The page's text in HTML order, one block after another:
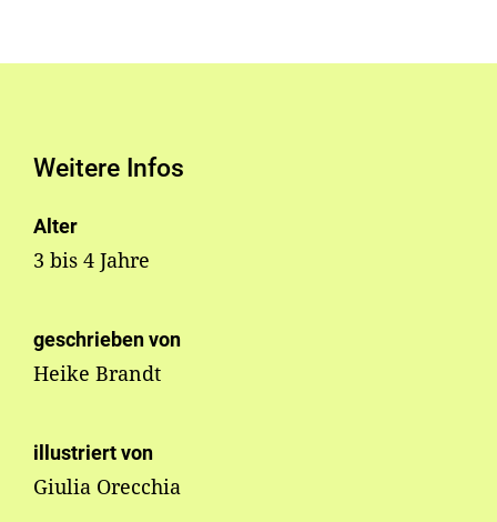
Weitere Infos
Alter
3 bis 4 Jahre
geschrieben von
Heike Brandt
illustriert von
Giulia Orecchia